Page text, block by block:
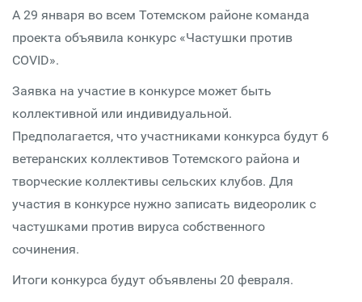
А 29 января во всем Тотемском районе команда
проекта объявила конкурс «Частушки против
COVID».
Заявка на участие в конкурсе может быть
коллективной или индивидуальной.
Предполагается, что участниками конкурса будут 6
ветеранских коллективов Тотемского района и
творческие коллективы сельских клубов. Для
участия в конкурсе нужно записать видеоролик с
частушками против вируса собственного
сочинения.
Итоги конкурса будут объявлены 20 февраля.